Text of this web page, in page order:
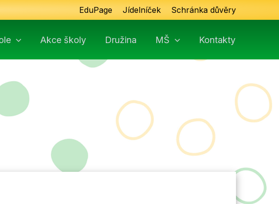
EduPage Jídelníček Schránka důvěry
Akce školy Družina MŠ Kontakty